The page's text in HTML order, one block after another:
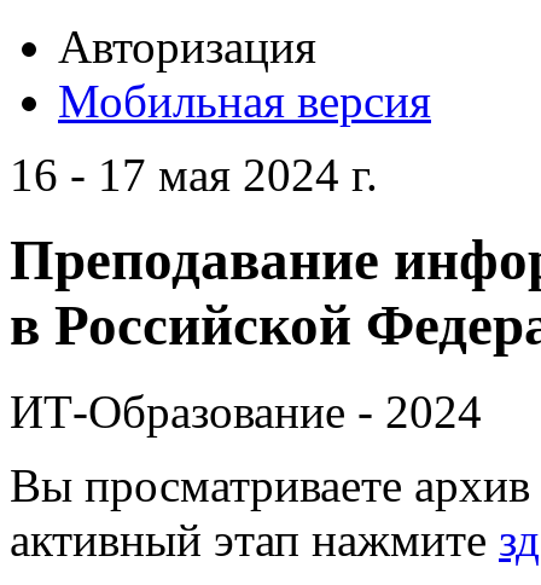
Авторизация
Мобильная версия
16 - 17 мая 2024 г.
Преподавание
в Российской
ИТ-Образование - 2024
Вы просматриваете
активный этап нажмите